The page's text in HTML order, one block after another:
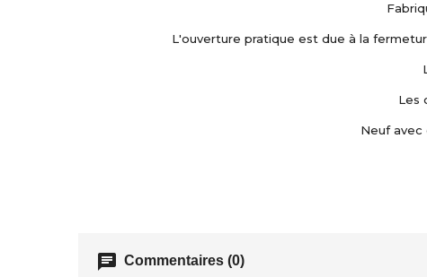
L'ouverture pratique est due à la
Les
Neuf avec
chat Commentaires (0)